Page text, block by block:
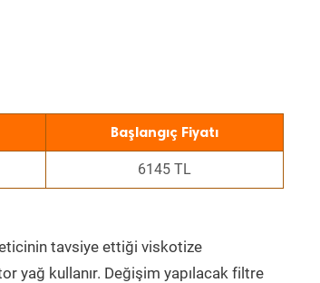
Başlangıç Fiyatı
6145 TL
tavsiye ettiği viskotize
yağ kullanır. Değişim yapılacak filtre